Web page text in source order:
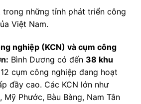
trong những tỉnh phát triển công
Việt Nam.
nghiệp (KCN) và cụm công
Bình Dương có đến 38 khu
cụm công nghiệp đang hoạt
đầy cao. Các KCN lớn như
Mỹ Phước, Bàu Bàng, Nam Tân